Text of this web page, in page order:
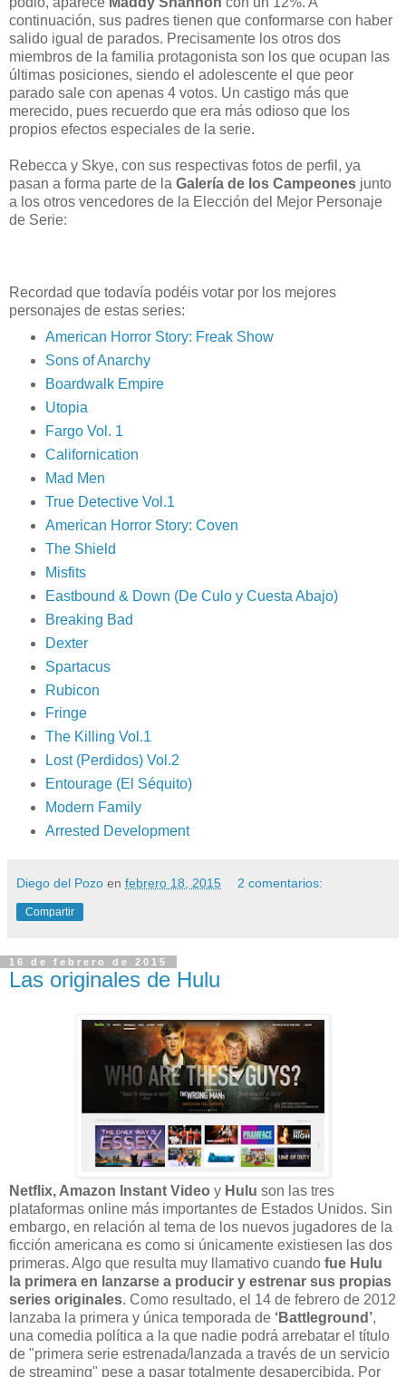
continuación, sus padres tienen que conformarse con haber
salido igual de parados. Precisamente los otros dos
miembros de la familia protagonista son los que ocupan las
últimas posiciones, siendo el adolescente el que peor
parado sale con apenas 4 votos. Un castigo más que
merecido, pues recuerdo que era más odioso que los
propios efectos especiales de la serie.
Rebecca y Skye, con sus respectivas fotos de perfil, ya
pasan a forma parte de la Galería de los Campeones junto
a los otros vencedores de la Elección del Mejor Personaje
de Serie:
Recordad que todavía podéis votar por los mejores
personajes de estas series:
American Horror Story: Freak Show
Sons of Anarchy
Boardwalk Empire
Utopia
Fargo Vol. 1
Californication
Mad Men
True Detective Vol.1
American Horror Story: Coven
The Shield
Misfits
Eastbound & Down (De Culo y Cuesta Abajo)
Breaking Bad
Dexter
Spartacus
Rubicon
Fringe
The Killing Vol.1
Lost (Perdidos) Vol.2
Entourage (El Séquito)
Modern Family
Arrested Development
Diego del Pozo en febrero 18, 2015 2 comentarios:
Compartir
16 de febrero de 2015
Las originales de Hulu
Netflix, Amazon Instant Video y Hulu son las tres
plataformas online más importantes de Estados Unidos. Sin
embargo, en relación al tema de los nuevos jugadores de la
ficción americana es como si únicamente existiesen las dos
primeras. Algo que resulta muy llamativo cuando fue Hulu
la primera en lanzarse a producir y estrenar sus propias
series originales. Como resultado, el 14 de febrero de 2012
lanzaba la primera y única temporada de ‘Battleground’,
una comedia política a la que nadie podrá arrebatar el título
de "primera serie estrenada/lanzada a través de un servicio
de streaming" pese a pasar totalmente desapercibida. Por